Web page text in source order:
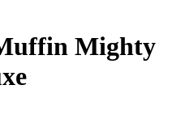
Mighty